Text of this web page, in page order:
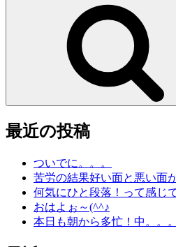
最近の投稿
ついでに。。。
苦労の結果好い面と悪い面
何気にひと段落！って感じ
おはよぉ～(^^♪
本日も朝から多忙！中。。